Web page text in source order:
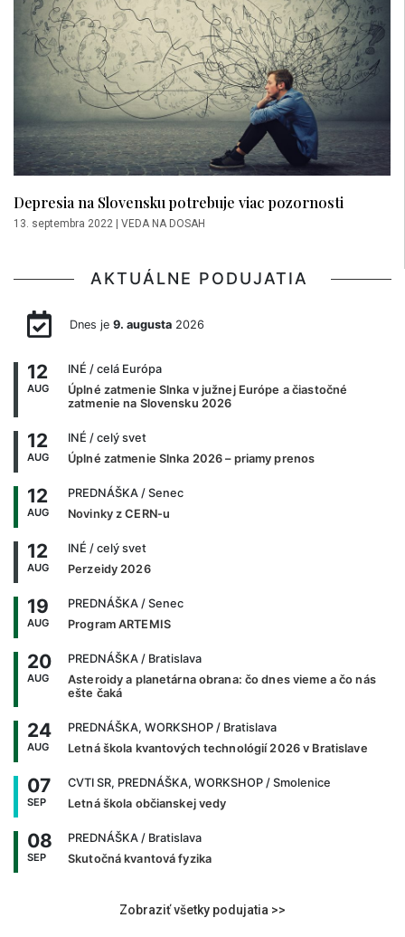
Depresia na Slovensku potrebuje viac pozornosti
13. septembra 2022 | VEDA NA DOSAH
AKTUÁLNE PODUJATIA
Dnes je 9. augusta2026
12
AUG
INÉ / celá Európa
Úplné zatmenie Slnka v južnej Európe a čiastočné
zatmenie na Slovensku 2026
12
AUG
INÉ / celý svet
Úplné zatmenie Slnka 2026 – priamy prenos
12
AUG
PREDNÁŠKA / Senec
Novinky z CERN-u
12
AUG
INÉ / celý svet
Perzeidy 2026
19
AUG
PREDNÁŠKA / Senec
Program ARTEMIS
20
AUG
PREDNÁŠKA / Bratislava
Asteroidy a planetárna obrana: čo dnes vieme a čo nás
ešte čaká
24
AUG
PREDNÁŠKA, WORKSHOP / Bratislava
Letná škola kvantových technológií 2026 v Bratislave
07
SEP
CVTI SR, PREDNÁŠKA, WORKSHOP / Smolenice
Letná škola občianskej vedy
08
SEP
PREDNÁŠKA / Bratislava
Skutočná kvantová fyzika
Zobraziť všetky podujatia >>